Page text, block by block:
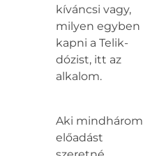
kíváncsi vagy,
milyen egyben
kapni a Telik-
dózist, itt az
alkalom.
Aki mindhárom
előadást